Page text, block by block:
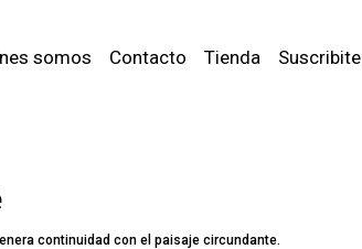
somos Contacto Tienda Suscribite
continuidad con el paisaje circundante.